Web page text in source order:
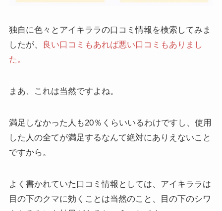
独自に色々とアイキララの口コミ情報を検索してみま
したが、
良い口コミもあれば悪い口コミもありまし
た。
まあ、これは当然ですよね。
満足しなかった人も20％くらいいるわけですし、使用
した人の全てが満足するなんて絶対にありえないこと
ですから。
よく書かれていた口コミ情報としては、アイキララは
目の下のクマに効くことは当然のこと、
目の下のシワ